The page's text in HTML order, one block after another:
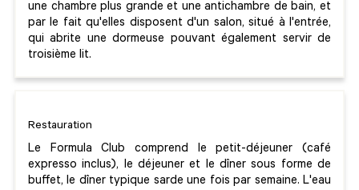
une chambre plus grande et une antichambre de bain, et
par le fait qu'elles disposent d'un salon, situé à l'entrée,
qui abrite une dormeuse pouvant également servir de
troisième lit.
Restauration
Le Formula Club comprend le petit-déjeuner (café
expresso inclus), le déjeuner et le dîner sous forme de
buffet, le dîner typique sarde une fois par semaine. L'eau